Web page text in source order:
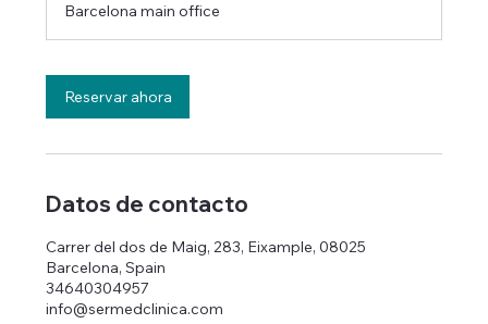
Barcelona main office
Reservar ahora
Datos de contacto
Carrer del dos de Maig, 283, Eixample, 08025
Barcelona, Spain
34640304957
info@sermedclinica.com